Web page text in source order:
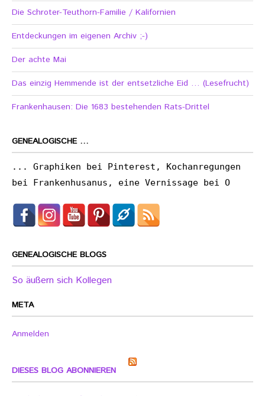
Die Schroter-Teuthorn-Familie / Kalifornien
Entdeckungen im eigenen Archiv ;-)
Der achte Mai
Das einzig Hemmende ist der entsetzliche Eid … (Lesefrucht)
Frankenhausen: Die 1683 bestehenden Rats-Drittel
GENEALOGISCHE …
... Graphiken bei Pinterest, Kochanregungen
bei Frankenhusanus, eine Vernissage bei O
GENEALOGISCHE BLOGS
So äußern sich Kollegen
META
Anmelden
DIESES BLOG ABONNIEREN